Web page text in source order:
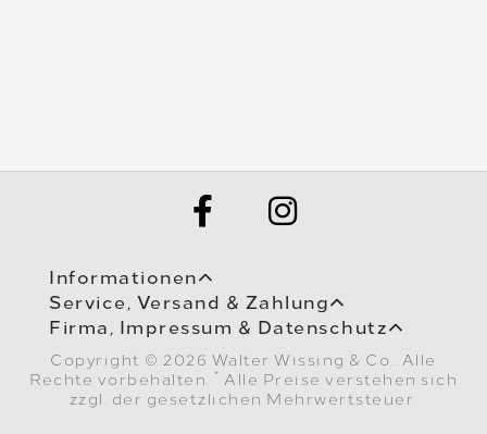
Informationen
Service, Versand & Zahlung
Firma, Impressum & Datenschutz
Copyright © 2026 Walter Wissing & Co.. Alle
Rechte vorbehalten.
* Alle Preise verstehen sich
zzgl. der gesetzlichen Mehrwertsteuer.